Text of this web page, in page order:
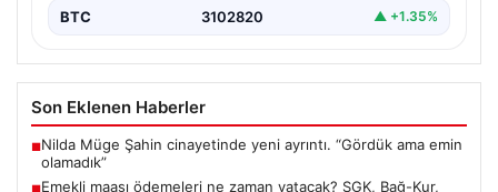
BTC 3102820 ▲ +1.35%
Son Eklenen Haberler
■Nilda Müge Şahin cinayetinde yeni ayrıntı. “Gördük ama emin
olamadık”
■Emekli maaşı ödemeleri ne zaman yatacak? SGK, Bağ-Kur,